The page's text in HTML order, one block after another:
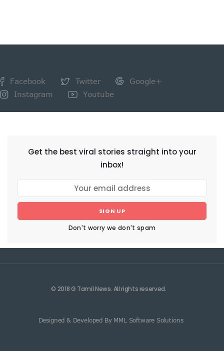
Facebook Twitter
Google+
Instagram
Youtube
Get the best viral stories straight into your
inbox!
SIGN UP
Don't worry we don't spam
© 2018 G Tamil News. All rights reserved.
Designed & Developed By MML Software Solutions